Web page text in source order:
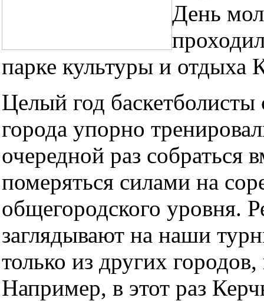
День
парке культуры и отдыха
Целый год баскетболисты
города упорно
очередной раз собраться
померяться силами на
общегородского уровня.
заглядывают на наши
только из других
Например, в этот раз